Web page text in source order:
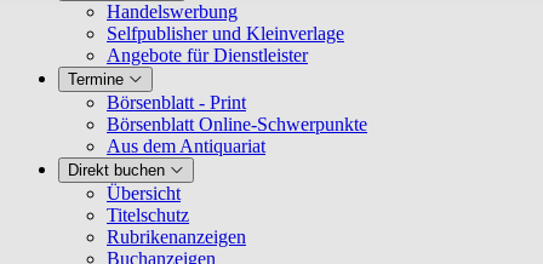
Handelswerbung
Selfpublisher und Kleinverlage
Angebote für Dienstleister
Termine
Börsenblatt - Print
Börsenblatt Online-Schwerpunkte
Aus dem Antiquariat
Direkt buchen
Übersicht
Titelschutz
Rubrikenanzeigen
Buchanzeigen